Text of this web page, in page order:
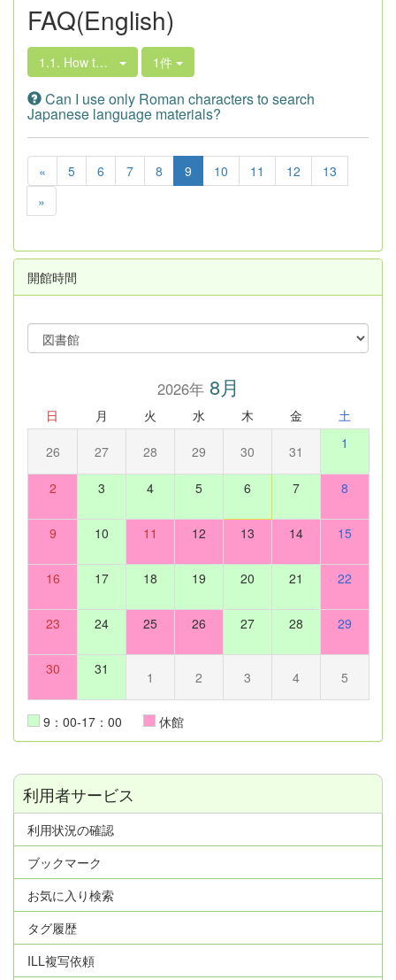
FAQ(English)
1.1. How to Search the Library Book Collection
1件
Can I use only Roman characters to search
Japanese language materials?
« 5 6 7 8 9 10 11 12
13
»
開館時間
2026年8月
日 月 火 水 木 金 土
26 27 28 29 30 31 1
2 3 4 5 6 7 8
9 10 11 12 13 14 15
16 17 18 19 20 21 22
23 24 25 26 27 28 29
30 31 1 2 3 4 5
9：00-17：00 休館
利用者サービス
利用状況の確認
ブックマーク
お気に入り検索
タグ履歴
ILL複写依頼